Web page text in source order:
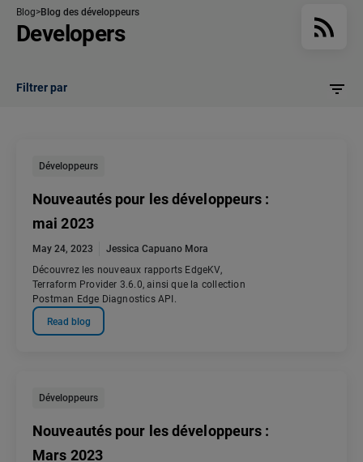
Blog Blog des développeurs
Developers
Filtrer par
Développeurs
Nouveautés pour les développeurs :
mai 2023
May 24, 2023
Jessica Capuano Mora
Découvrez les nouveaux rapports EdgeKV,
Terraform Provider 3.6.0, ainsi que la collection
Postman Edge Diagnostics API.
Read blog
Développeurs
Nouveautés pour les développeurs :
Mars 2023